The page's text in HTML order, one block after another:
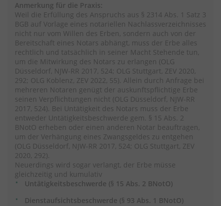
Anmerkung für die Praxis:
Weil die Erfüllung des Anspruchs aus § 2314 Abs. 1 Satz 3
BGB auf Vorlage eines notariellen Nachlassverzeichnisses
nicht nur vom Willen des Erben, sondern auch von der
Bereitschaft eines Notars abhängt, muss der Erbe alles
rechtlich und tatsächlich in seiner Macht Stehende tun,
um die Mitwirkung des Notars zu erlangen (OLG
Düsseldorf, NJW-RR 2017, 524; OLG Stuttgart, ZEV 2020,
292; OLG Koblenz, ZEV 2022, 55). Allein durch Anfrage bei
mehreren Notaren genügt der auskunftspflichtige Erbe
seinen Verpflichtungen nicht (OLG Düsseldorf, NJW-RR
2017, 524). Bei Untätigkeit des Notars muss der Erbe
entweder Untätigkeitsbeschwerde gem. § 15 Abs. 2
BNotO erheben oder einen anderen Notar beauftragen,
um der Verhängung eines Zwangsgeldes zu entgehen
(OLG Düsseldorf, NJW-RR 2017, 524; OLG Stuttgart, ZEV
2020, 292).
Neuerdings wird sogar verlangt, der Erbe müsse
gleichzeitig und kumulativ
Untätigkeitsbeschwerde (§ 15 Abs. 2 BNotO)
Dienstaufsichtsbeschwerde (§ 93 Abs. 1 BNotO)